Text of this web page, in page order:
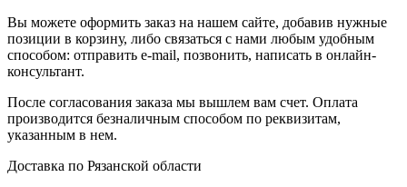
Вы можете оформить заказ на нашем сайте, добавив нужные
позиции в корзину, либо связаться с нами любым удобным
способом: отправить e-mail, позвонить, написать в онлайн-
консультант.
После согласования заказа мы вышлем вам счет. Оплата
производится безналичным способом по реквизитам,
указанным в нем.
Доставка по Рязанской области